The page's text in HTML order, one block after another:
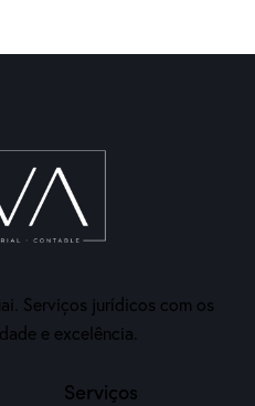
Serviços jurídicos com os
e excelência.
Serviços